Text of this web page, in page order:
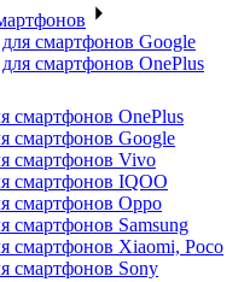
смартфонов Google
смартфонов OnePlus
смартфонов OnePlus
смартфонов Google
смартфонов Vivo
смартфонов IQOO
смартфонов Oppo
смартфонов Samsung
смартфонов Xiaomi, Poco
смартфонов Sony